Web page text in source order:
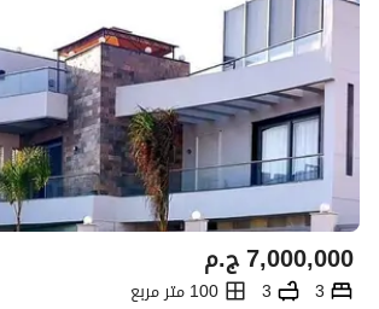
ج.م7,000,000
3
3
100 متر مربع